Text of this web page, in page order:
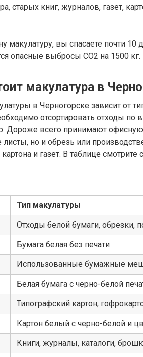
старых книг, журналов, газет,
макулатуру, вы спасаете почти
опасные выбросы CO2 на 1500 кг.
макулатура в
в Черногорске зависит от
отсортировать отходы
Дороже всего принимают
но и обрезь или
и газет. В таблице
Тип макулатуры
Отходы белой бумаги, обрезки,
Бумага белая без печати
Использованные бумажные
Белая бумага с черно-белой
Типографский картон,
Картон белый с черно-белой и
Книги, журналы, каталоги,